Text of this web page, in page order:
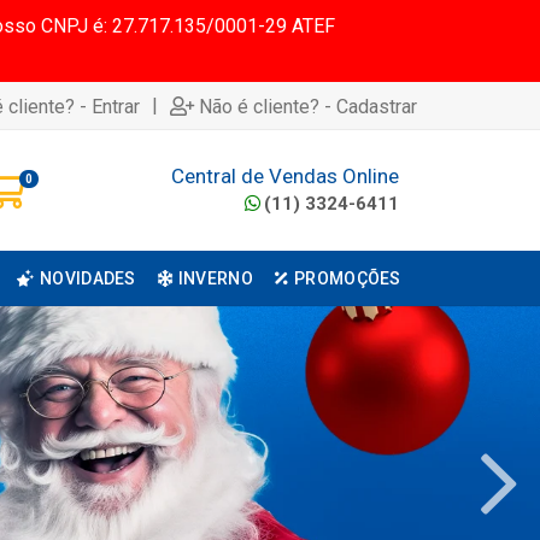
CNPJ é: 27.717.135/0001-29 ATEF
cliente? - Entrar | Não é cliente? - Cadastrar
0 Central de Vendas Online
(11) 3324-6411
NOVIDADES INVERNO PROMOÇÕES